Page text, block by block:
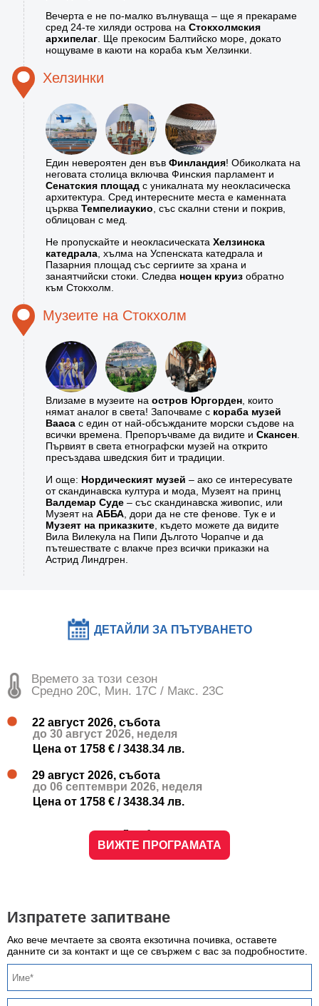
Вечерта е не по-малко вълнуваща – ще я прекараме
сред 24-те хиляди острова на Стокхолмския
архипелаг . Ще прекосим Балтийско море, докато
нощуваме в каюти на кораба към Хелзинки.
Хелзинки
Един невероятен ден във Финландия! Обиколката на
неговата столица включва Финския парламент и
Сенатския площад с уникалната му неокласическа
архитектура. Сред интересните места е каменната
църква Темпелиаукио , със скални стени и покрив,
облицован с мед.
Не пропускайте и неокласическата Хелзинска
катедрала , хълма на Успенската катедрала и
Пазарния площад със сергиите за храна и
занаятчийски стоки. Следва нощен круиз обратно
към Стокхолм.
Музеите на Стокхолм
Влизаме в музеите на остров Юргорден , които
нямат аналог в света! Започваме с кораба музей
Вааса с един от най-обсъжданите морски съдове на
всички времена. Препоръчваме да видите и Скансен
Първият в света етнографски музей на открито
пресъздава шведския бит и традиции.
И още: Нордическият музей – ако се интересувате
от скандинавска култура и мода, Музеят на принц
Валдемар Суде – със скандинавска живопис, или
Музеят на АББА , дори да не сте фенове. Тук е и
Музеят на приказките , където можете да видите
Вила Вилекула на Пипи Дългото Чорапче и да
пътешествате с влакче през всички приказки на
Астрид Линдгрен.
ДЕТАЙЛИ ЗА ПЪТУВАНЕТО
Времето за този сезон
Средно 20C, Мин. 17C / Макс. 23C
22 август 2026, събота
до 30 август 2026, неделя
Цена от 1758 € / 3438.34 лв.
29 август 2026, събота
до 06 септември 2026, неделя
Цена от 1758 € / 3438.34 лв.
Подробности и цени
ВИЖТЕ ПРОГРАМАТА
Изпратете запитване
Ако вече мечтаете за своята екзотична почивка, оставете
данните си за контакт и ще се свържем с вас за подробностите.